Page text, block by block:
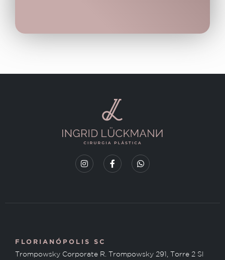
FLORIANÓPOLIS SC
Trompowsky Corporate R. Trompowsky 291, Torre 2 Sl